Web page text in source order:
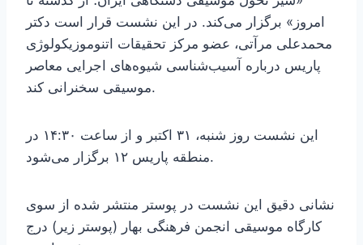
امروز» برگزار می‌کند. در این نشست قرار است دکتر
محمدعلی مرآتی، عضو مرکز تحقیقات اتنوموزیکولوژی
پاریس درباره آسیب‌شناسی شیوه‌های اجرایی معاصر
موسیقی سخنرانی کند.
این نشست روز شنبه، ۳۱ اکتبر و از ساعت ۱۴:۳۰ در
منطقه پاریس ۱۲ برگزار می‌شود.
نشانی دقیق این نشست در پوستر منتشر شده از سوی
کارگاه موسیقی انجمن فرهنگی بهار (پوستر زیر) درج